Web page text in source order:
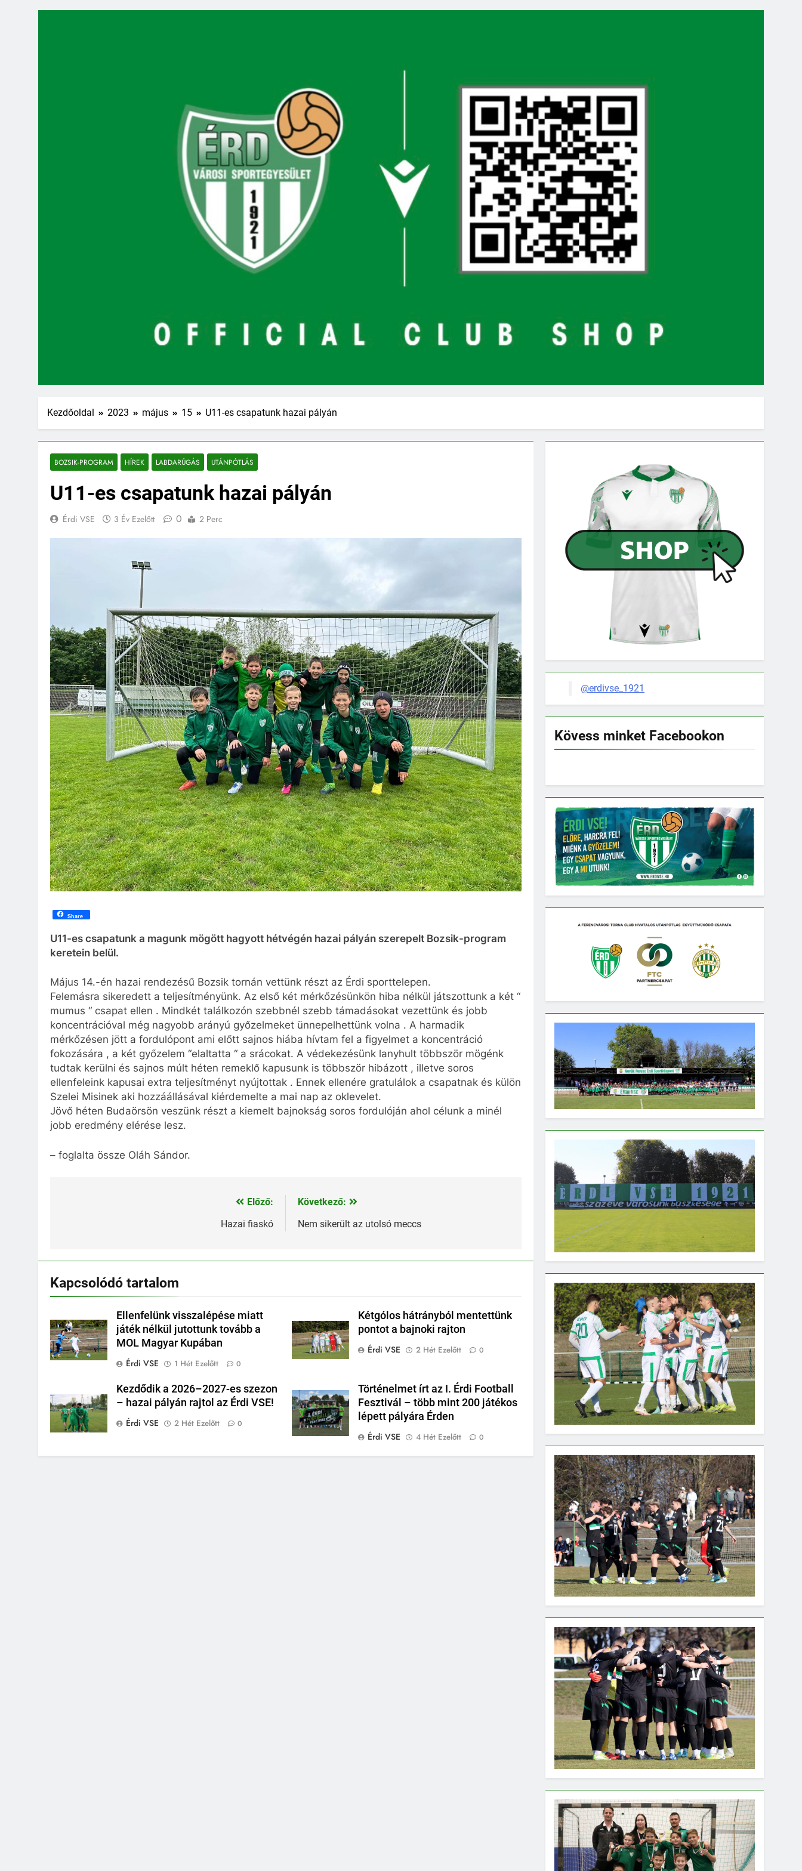
Kezdőoldal 2023 május 15 U11-es csapatunk hazai pályán
BOZSIK-PROGRAM HÍREK LABDARÚGÁS UTÁNPÓTLÁS
U11-es csapatunk hazai pályán
Érdi VSE 3 Év Ezelőtt 0 2 Perc
Share
U11-es csapatunk a magunk mögött hagyott hétvégén hazai pályán szerepelt Bozsik-program
keretein belül.
Május 14.-én hazai rendezésű Bozsik tornán vettünk részt az Érdi sporttelepen.
Felemásra sikeredett a teljesítményünk. Az első két mérkőzésünkön hiba nélkül játszottunk a két “
mumus “ csapat ellen . Mindkét találkozón szebbnél szebb támadásokat vezettünk és jobb
koncentrációval még nagyobb arányú győzelmeket ünnepelhettünk volna . A harmadik
mérkőzésen jött a fordulópont ami előtt sajnos hiába hívtam fel a figyelmet a koncentráció
fokozására , a két győzelem “elaltatta “ a srácokat. A védekezésünk lanyhult többször mögénk
tudtak kerülni és sajnos múlt héten remeklő kapusunk is többször hibázott , illetve soros
ellenfeleink kapusai extra teljesítményt nyújtottak . Ennek ellenére gratulálok a csapatnak és külön
Szelei Misinek aki hozzáállásával kiérdemelte a mai nap az oklevelet.
Jövő héten Budaörsön veszünk részt a kiemelt bajnokság soros fordulóján ahol célunk a minél
jobb eredmény elérése lesz.
– foglalta össze Oláh Sándor.
Előző:
Hazai fiaskó
Következő:
Nem sikerült az utolsó meccs
Kapcsolódó tartalom
Ellenfelünk visszalépése miatt
játék nélkül jutottunk tovább a
MOL Magyar Kupában
Érdi VSE
1 Hét Ezelőtt 0
Kétgólos hátrányból mentettünk
pontot a bajnoki rajton
Érdi VSE
2 Hét Ezelőtt 0
Kezdődik a 2026–2027-es szezon
– hazai pályán rajtol az Érdi VSE!
Érdi VSE
2 Hét Ezelőtt 0
Történelmet írt az I. Érdi Football
Fesztivál – több mint 200 játékos
lépett pályára Érden
Érdi VSE
4 Hét Ezelőtt 0
@erdivse_1921
Kövess minket Facebookon